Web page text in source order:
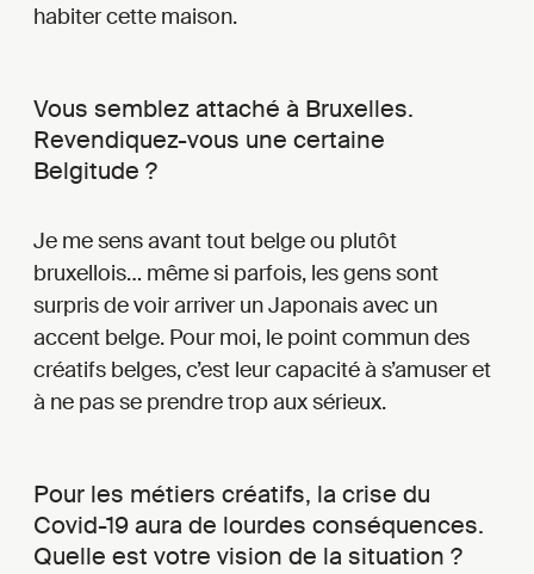
habiter cette maison.
Vous semblez attaché à Bruxelles.
Revendiquez-vous une certaine
Belgitude ?
Je me sens avant tout belge ou plutôt
bruxellois… même si parfois, les gens sont
surpris de voir arriver un Japonais avec un
accent belge. Pour moi, le point commun des
créatifs belges, c’est leur capacité à s’amuser et
à ne pas se prendre trop aux sérieux.
Pour les métiers créatifs, la crise du
Covid-19 aura de lourdes conséquences.
Quelle est votre vision de la situation ?